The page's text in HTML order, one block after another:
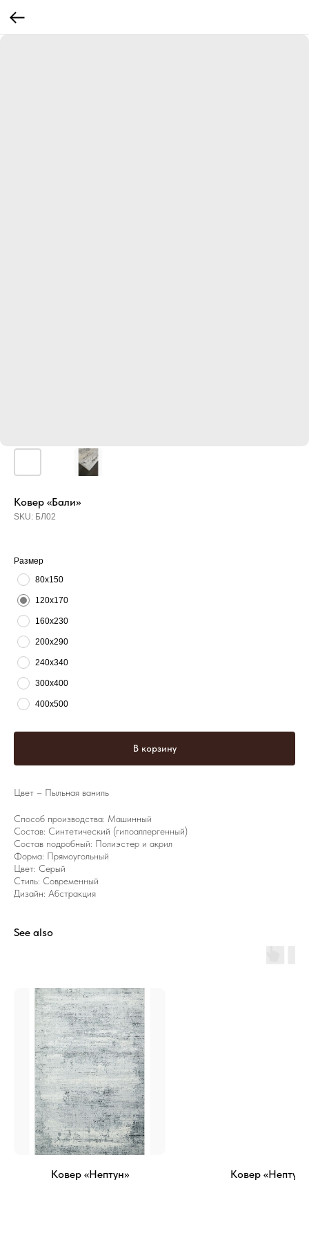
Ковер «Бали»
SKU: БЛ02
Размер
80х150
120х170
160х230
200х290
240х340
300х400
400х500
В корзину
Цвет – Пыльная ваниль
Способ производства: Машинный
Состав: Синтетический (гипоаллергенный)
Состав подробный: Полиэстер и акрил
Форма: Прямоугольный
Цвет: Серый
Стиль: Современный
Дизайн: Абстракция
See also
Ковер «Нептун» Ковер «Нептун»